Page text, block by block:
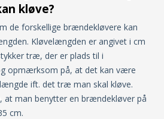
kløve?
de forskellige brændekløvere kan
Kløvelængden er angivet i cm
træ, der er plads til i
opmærksom på, at det kan være
ift. det træ man skal kløve.
at man benytter en brændekløver på
cm.